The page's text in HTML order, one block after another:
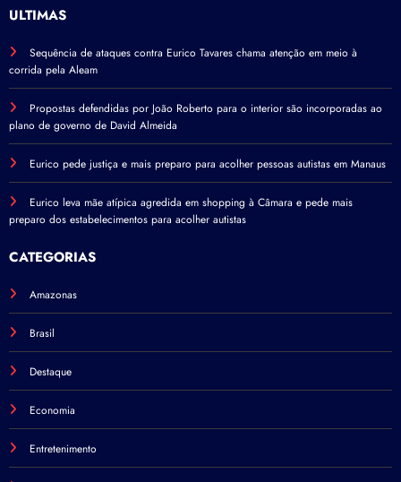
ÚLTIMAS
Sequência de ataques contra Eurico Tavares chama atenção em meio à
corrida pela Aleam
Propostas defendidas por João Roberto para o interior são incorporadas ao
plano de governo de David Almeida
Eurico pede justiça e mais preparo para acolher pessoas autistas em Manaus
Eurico leva mãe atípica agredida em shopping à Câmara e pede mais
preparo dos estabelecimentos para acolher autistas
CATEGORIAS
Amazonas
Brasil
Destaque
Economia
Entretenimento